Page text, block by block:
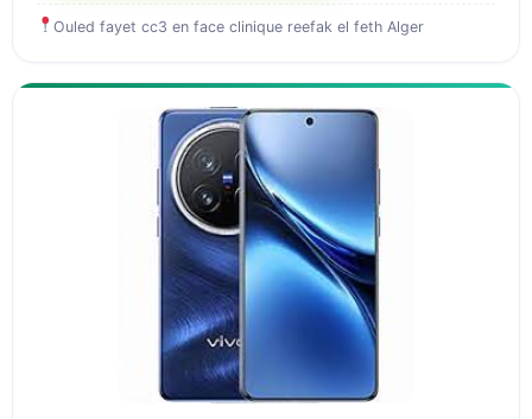
Ouled fayet cc3 en face clinique reefak el feth Alger